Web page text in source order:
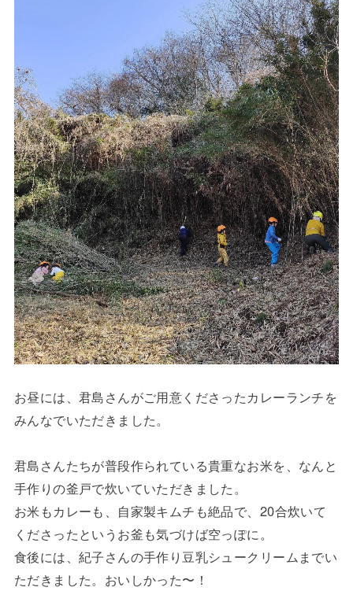
お昼には、君島さんがご用意くださったカレーランチを
みんなでいただきました。
君島さんたちが普段作られている貴重なお米を、なんと
手作りの釜戸で炊いていただきました。
お米もカレーも、自家製キムチも絶品で、20合炊いて
くださったというお釜も気づけば空っぽに。
食後には、紀子さんの手作り豆乳シュークリームまでい
ただきました。おいしかった〜！